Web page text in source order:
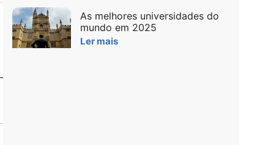
As melhores universidades do
mundo em 2025
Ler mais